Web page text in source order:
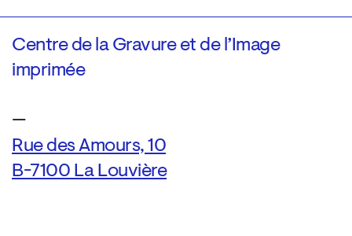
Centre de la Gravure et de l’Image
imprimée
—
Rue des Amours, 10
B-7100 La Louvière